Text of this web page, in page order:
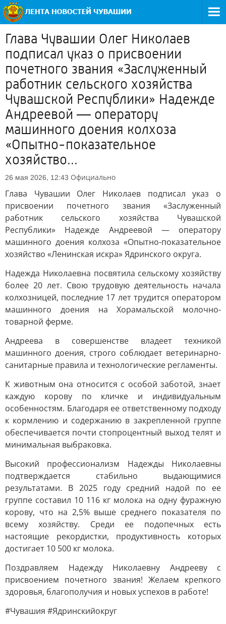
Глава Чувашии Олег Николаев
подписал указ о присвоении
почетного звания «Заслуженный
работник сельского хозяйства
Чувашской Республики» Надежде
Андреевой — оператору
машинного доения колхоза
«Опытно-показательное
хозяйство...
26 мая 2026, 12:43 Официально
Глава Чувашии Олег Николаев подписал указ о
присвоении почетного звания «Заслуженный
работник сельского хозяйства Чувашской
Республики» Надежде Андреевой — оператору
машинного доения колхоза «Опытно-показательное
хозяйство «Ленинская искра» Ядринского округа.
Надежда Николаевна посвятила сельскому хозяйству
более 20 лет. Свою трудовую деятельность начала
колхозницей, последние 17 лет трудится оператором
машинного доения на Хорамальской молочно-
товарной ферме.
Андреева в совершенстве владеет техникой
машинного доения, строго соблюдает ветеринарно-
санитарные правила и технологические регламенты.
К животным она относится с особой заботой, знает
каждую корову по кличке и индивидуальным
особенностям. Благодаря ее ответственному подходу
к кормлению и содержанию в закрепленной группе
обеспечивается почти стопроцентный выход телят и
минимальная выбраковка.
Высокий профессионализм Надежды Николаевны
подтверждается стабильно выдающимися
результатами. В 2025 году средний надой по ее
группе составил 10 116 кг молока на одну фуражную
корову, что на 2,5% выше среднего показателя по
всему хозяйству. Среди ее подопечных есть
настоящие рекордистки, продуктивность которых
достигает 10 500 кг молока.
Поздравляем Надежду Николаевну Андрееву с
присвоением почетного звания! Желаем крепкого
здоровья, благополучия и новых успехов в работе!
#Чувашия #Ядринскийокруг